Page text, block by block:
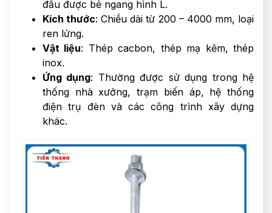
đầu được bẻ ngang hình L.
Kích thước: Chiều dài từ 200 – 4000 mm, loại
ren lửng.
Vật liệu: Thép cacbon, thép mạ kẽm, thép
inox.
Ứng dụng: Thường được sử dụng trong hệ
thống nhà xưởng, trạm biến áp, hệ thống
điện trụ đèn và các công trình xây dựng
khác.